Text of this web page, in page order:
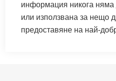
информация никога няма
или използвана за нещо
предоставяне на най-